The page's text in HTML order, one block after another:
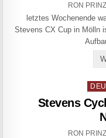
AUTHOR:
RON
letztes Wochenende
Stevens CX Cup in Mölln
Stevens
AUTHOR:
RON